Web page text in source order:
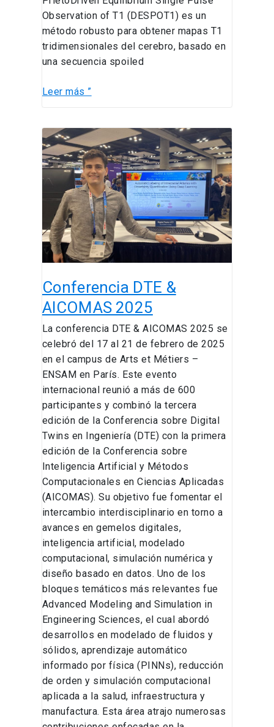
Observation of T1 (DESPOT1) es un
método robusto para obtener mapas T1
tridimensionales del cerebro, basado en
una secuencia spoiled
Leer más ”
Conferencia DTE &
AICOMAS 2025
La conferencia DTE & AICOMAS 2025 se
celebró del 17 al 21 de febrero de 2025
en el campus de Arts et Métiers –
ENSAM en París. Este evento
internacional reunió a más de 600
participantes y combinó la tercera
edición de la Conferencia sobre Digital
Twins en Ingeniería (DTE) con la primera
edición de la Conferencia sobre
Inteligencia Artificial y Métodos
Computacionales en Ciencias Aplicadas
(AICOMAS). Su objetivo fue fomentar el
intercambio interdisciplinario en torno a
avances en gemelos digitales,
inteligencia artificial, modelado
computacional, simulación numérica y
diseño basado en datos. Uno de los
bloques temáticos más relevantes fue
Advanced Modeling and Simulation in
Engineering Sciences, el cual abordó
desarrollos en modelado de fluidos y
sólidos, aprendizaje automático
informado por física (PINNs), reducción
de orden y simulación computacional
aplicada a la salud, infraestructura y
manufactura. Esta área atrajo numerosas
Conferencia
DTE
&
AICOMAS
2025